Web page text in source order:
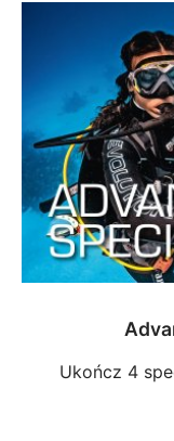
Ukończ 4